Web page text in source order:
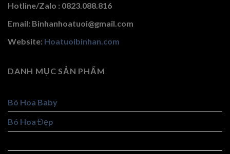
Hotline/Zalo : 0823.088.816
Email: Binhanhoatuoi@gmail.com
Website: Hoatuoibinhan.com
DANH MỤC SẢN PHẨM
Bó Hoa Baby
Bó Hoa Đẹp